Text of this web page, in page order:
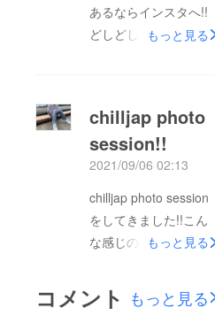
あるならインスタへ!!
どしどし新作を作って
い!!
もっと見る
chilljap photo
session!!
2021/09/06 02:13
chilljap photo session
をしてきました!!こん
な感じの服を売る予定
らぜひインスタの方の
チェックもお願い致し
もっと見る
コメント もっと見る